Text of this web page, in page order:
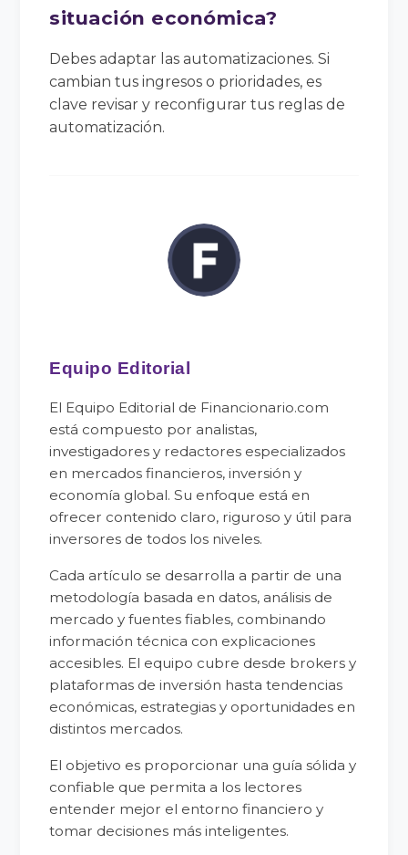
situación económica?
Debes adaptar las automatizaciones. Si
cambian tus ingresos o prioridades, es
clave revisar y reconfigurar tus reglas de
automatización.
Equipo Editorial
El Equipo Editorial de Financionario.com
está compuesto por analistas,
investigadores y redactores especializados
en mercados financieros, inversión y
economía global. Su enfoque está en
ofrecer contenido claro, riguroso y útil para
inversores de todos los niveles.
Cada artículo se desarrolla a partir de una
metodología basada en datos, análisis de
mercado y fuentes fiables, combinando
información técnica con explicaciones
accesibles. El equipo cubre desde brokers y
plataformas de inversión hasta tendencias
económicas, estrategias y oportunidades en
distintos mercados.
El objetivo es proporcionar una guía sólida y
confiable que permita a los lectores
entender mejor el entorno financiero y
tomar decisiones más inteligentes.